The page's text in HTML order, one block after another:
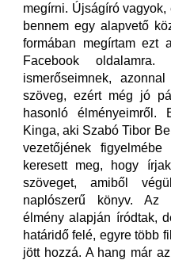
megírni. Újságíró
bennem egy alapvető
formában megírtam ezt
Facebook
ismerőseimnek,
szöveg, ezért még jó
hasonló élményeimről.
Kinga, aki Szabó Tibor
vezetőjének
keresett meg, hogy
szöveget, amiből
naplószerű könyv. Az
élmény alapján íródtak,
határidő felé, egyre több
jött hozzá. A hang már